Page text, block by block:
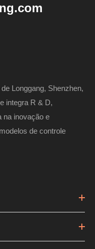
Longgang, Shenzhen,
integra R & D,
na inovação e
de controle